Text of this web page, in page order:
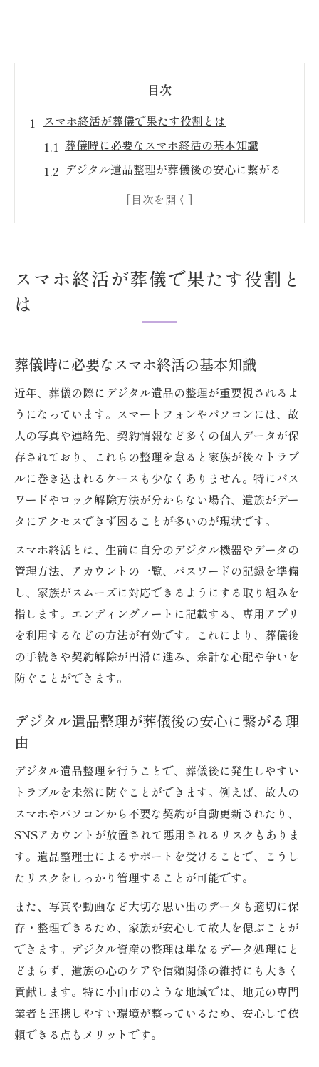
目次
スマホ終活が葬儀で果たす役割とは
葬儀時に必要なスマホ終活の基本知識
デジタル遺品整理が葬儀後の安心に繋がる
用法
パスワード解除が必要な場面とその対策
遺族が知るべきデジタル遺品整理の進め方
遺品整理士に依頼する際のポイントとは
家族のために進めたいデジタル終活
家族が安心できる葬儀とデジタル終活の連
携
故人のスマホやPCデータ整理の手順と注意
点
家族間トラブルを防ぐ情報共有の方法
エンディングノートへのデジタル資産記載
の勧め
葬儀に備えるスマホ終活の必要性を解説
写真やデータ整理が遺族を支える理由
写真データ整理が葬儀の思い出を深める
遺族が悩まないためのデジタル遺品管理術
故人の思い出を守るスマホデータの扱い方
動画や写真の保存・削除で注意したい点
パスワード解除に悩まないための備え方
葬儀前に準備したいパスワード管理術
遺族が困らないデジタル資産のパスワード
対策
スマホロック解除時に必要な手順をチェッ
ク
デジタル遺品の安全なパスワード共有方法
パスワード解除で発生しやすいトラブル事
例
エンディングノート活用で安心を広げる
葬儀準備とデジタル遺品管理のエンディン
スマホ終活が葬儀で果たす役割と
は
葬儀時に必要なスマホ終活の基本知識
近年、葬儀の際にデジタル遺品の整理が重要視されるよ
うになっています。スマートフォンやパソコンには、故
人の写真や連絡先、契約情報など多くの個人データが保
存されており、これらの整理を怠ると家族が後々トラブ
ルに巻き込まれるケースも少なくありません。特にパス
ワードやロック解除方法が分からない場合、遺族がデー
タにアクセスできず困ることが多いのが現状です。
スマホ終活とは、生前に自分のデジタル機器やデータの
管理方法、アカウントの一覧、パスワードの記録を準備
し、家族がスムーズに対応できるようにする取り組みを
指します。エンディングノートに記載する、専用アプリ
を利用するなどの方法が有効です。これにより、葬儀後
の手続きや契約解除が円滑に進み、余計な心配や争いを
防ぐことができます。
デジタル遺品整理が葬儀後の安心に繋がる理
由
デジタル遺品整理を行うことで、葬儀後に発生しやすい
トラブルを未然に防ぐことができます。例えば、故人の
スマホやパソコンから不要な契約が自動更新されたり、
SNSアカウントが放置されて悪用されるリスクもありま
す。遺品整理士によるサポートを受けることで、こうし
たリスクをしっかり管理することが可能です。
また、写真や動画など大切な思い出のデータも適切に保
存・整理できるため、家族が安心して故人を偲ぶことが
できます。デジタル資産の整理は単なるデータ処理にと
どまらず、遺族の心のケアや信頼関係の維持にも大きく
貢献します。特に小山市のような地域では、地元の専門
業者と連携しやすい環境が整っているため、安心して依
頼できる点もメリットです。